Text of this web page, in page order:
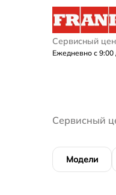
Сервисный
Ежедневно с 9:00
Сервисный
Модели